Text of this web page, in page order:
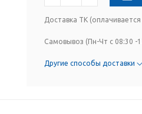
Доставка ТК
Самовывоз (Пн-Чт с 08:30 -
Другие способы доставки